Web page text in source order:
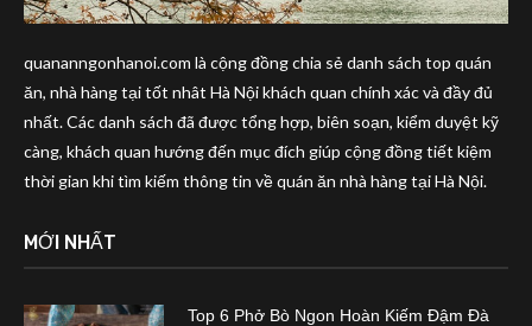
quananngonhanoi.com là cộng đồng chia sẻ danh sách top quán
ăn, nhà hàng tại tốt nhât Hà Nội khách quan chính xác và đầy đủ
nhất. Các danh sách đã được tổng hợp, biên soạn, kiểm duyệt kỹ
càng, khách quan hướng đến mục đích giúp cộng đồng tiết kiệm
thời gian khi tìm kiếm thông tin về quán ăn nhà hàng tại Hà Nội.
MỚI NHẤT
Top 6 Phở Bò Ngon Hoàn Kiếm Đậm Đà